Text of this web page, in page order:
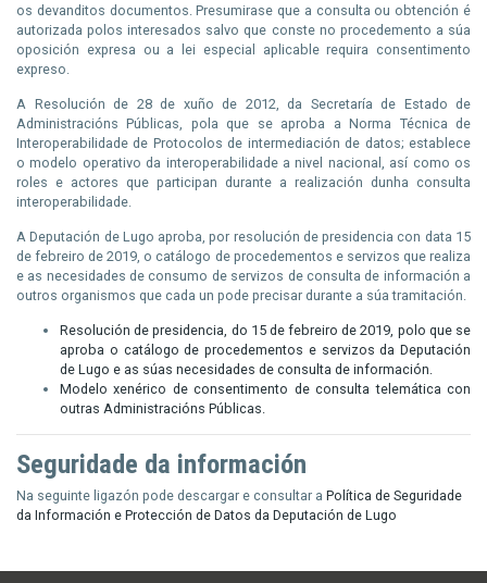
os devanditos documentos. Presumirase que a consulta ou obtención é
autorizada polos interesados salvo que conste no procedemento a súa
oposición expresa ou a lei especial aplicable requira consentimento
expreso.
A Resolución de 28 de xuño de 2012, da Secretaría de Estado de
Administracións Públicas, pola que se aproba a Norma Técnica de
Interoperabilidade de Protocolos de intermediación de datos; establece
o modelo operativo da interoperabilidade a nivel nacional, así como os
roles e actores que participan durante a realización dunha consulta
interoperabilidade.
A Deputación de Lugo aproba, por resolución de presidencia con data 15
de febreiro de 2019, o catálogo de procedementos e servizos que realiza
e as necesidades de consumo de servizos de consulta de información a
outros organismos que cada un pode precisar durante a súa tramitación.
Resolución de presidencia, do 15 de febreiro de 2019, polo que se
aproba o catálogo de procedementos e servizos da Deputación
de Lugo e as súas necesidades de consulta de información.
Modelo xenérico de consentimento de consulta telemática con
outras Administracións Públicas.
Seguridade da información
Na seguinte ligazón pode descargar e consultar a Política de Seguridade
da Información e Protección de Datos da Deputación de Lugo